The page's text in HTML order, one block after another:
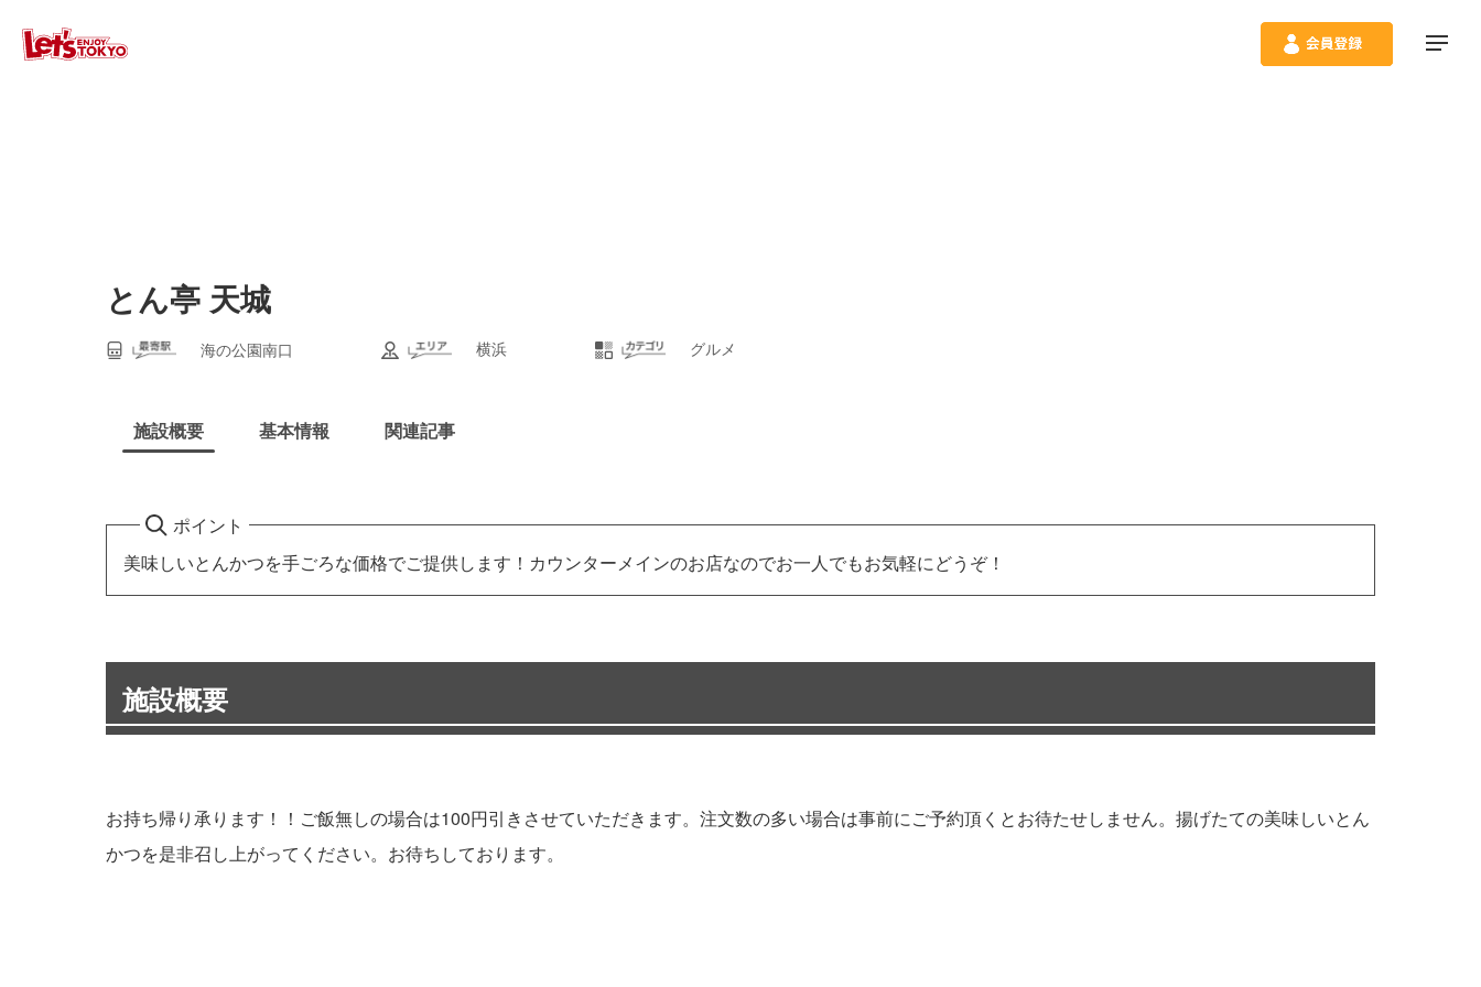
とん亭 天城
海の公園南口 横浜 グルメ
施設概要 基本情報 関連記事
ポイント
美味しいとんかつを手ごろな価格でご提供します！カウンターメインのお店なのでお一人でもお気軽にどうぞ！
施設概要
お持ち帰り承ります！！ご飯無しの場合は100円引きさせていただきます。注文数の多い場合は事前にご予約頂くとお待たせしません。揚げたての美味しいとん
かつを是非召し上がってください。お待ちしております。